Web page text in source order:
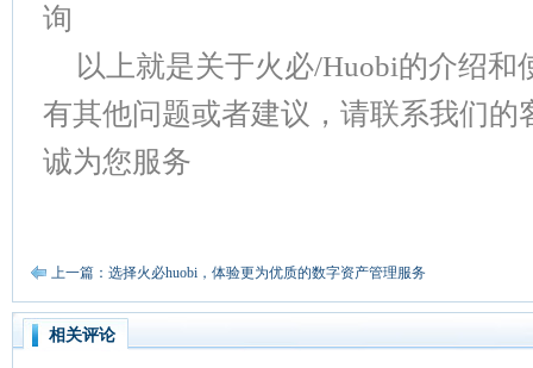
询
以上就是关于火必/Huobi的介绍和
有其他问题或者建议，请联系我们的
诚为您服务
上一篇：选择火必huobi，体验更为优质的数字资产管理服务
相关评论